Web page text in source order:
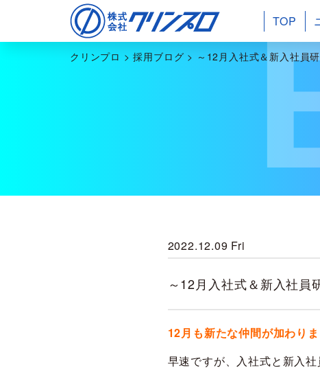
TOP
クリンプロ >採用ブログ> ～12月入社式＆新入社員
2022.12.09 Fri
～12月入社式＆新入社員
12月も新たな仲間が加わりま
早速ですが、入社式と新入